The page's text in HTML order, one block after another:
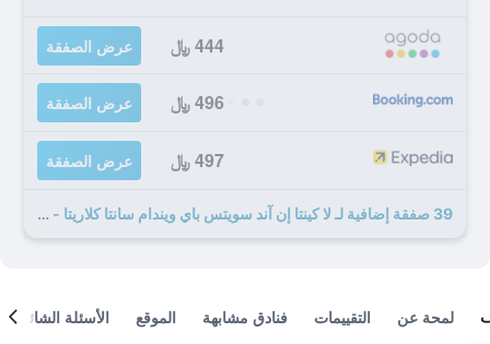
444 ﷼ عرض الصفقة
496 ﷼ عرض الصفقة
497 ﷼ عرض الصفقة
39 صفقة إضافية لـ لا كينتا إن آند سويتس باي ويندام سانتا كلاريتا - فالنسيا
لمحة عن التقييمات فنادق مشابهة الموقع الأسئلة الشائعة